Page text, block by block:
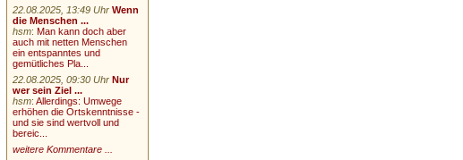
22.08.2025, 13:49 Uhr Wenn
die Menschen ...
hsm:Man kann doch aber
auch mit netten Menschen
ein entspanntes und
gemütliches Pla...
22.08.2025, 09:30 Uhr Nur
wer sein Ziel ...
hsm:Allerdings: Umwege
erhöhen die Ortskenntnisse -
und sie sind wertvoll und
bereic...
weitere Kommentare ...